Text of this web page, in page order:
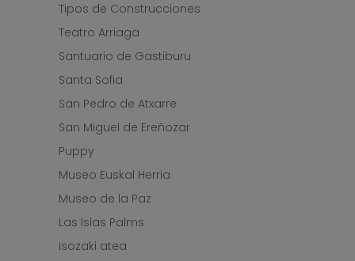
Tipos de Construcciones
Teatro Arriaga
Santuario de Gastiburu
Santa Sofia
San Pedro de Atxarre
San Miguel de Ereñozar
Puppy
Museo Euskal Herria
Museo de la Paz
Las Islas Palms
Isozaki atea